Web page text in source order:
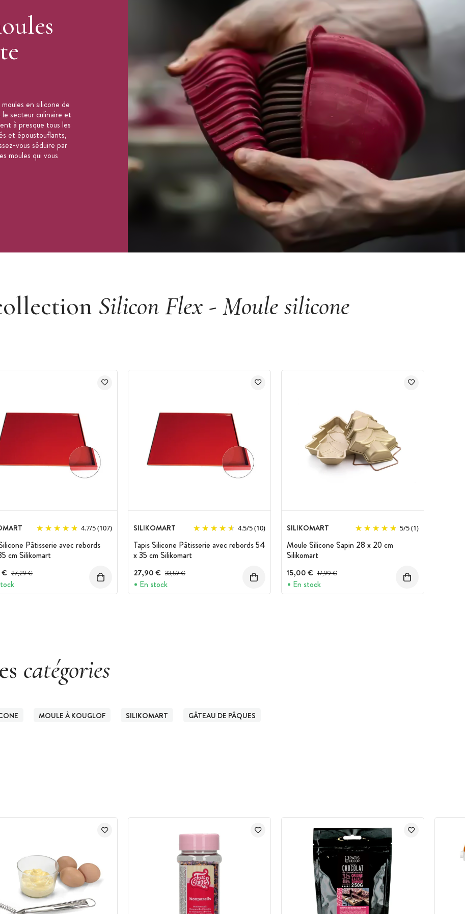
en silicone de
secteur culinaire et
à presque tous les
et époustouflants,
vous séduire par
moules qui vous
Silicon Flex - Moule silicone
4.7/5(107)
Pâtisserie avec rebords
cm Silikomart
€ Prix avant réduction :
27,29 €
SILIKOMART 4.5/5(10)
Tapis Silicone Pâtisserie avec rebords 54
x 35 cm Silikomart
27,90 € Prix avant réduction :
33,59 €
En stock
SILIKOMART 5/5(1)
Moule Silicone Sapin 28 x 20 cm
Silikomart
15,00 € Prix avant réduction :
17,99 €
En stock
catégories
MOULE À KOUGLOF SILIKOMART GÂTEAU DE PÂQUES